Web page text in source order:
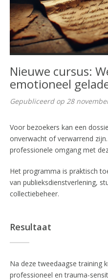
Nieuwe cursus:
emotioneel
Gepubliceerd op 28
Voor bezoekers kan een
onverwacht of verwarrend
professionele omgang met
Het programma is praktisch
van publieksdienstverlening,
collectiebeheer.
Resultaat
Na deze tweedaagse training
professioneel en trauma-